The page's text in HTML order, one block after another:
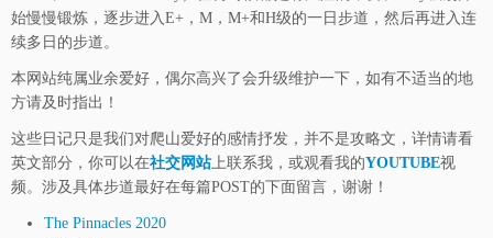
始慢慢锻炼，逐步进入E+，M，M+和H级的一日步道，然后再进入连
续多日的步道。
本网站纯属业余爱好，偶尔高兴了会升级维护一下，如有不适当的地
方请及时指出！
这些日记只是我们对爬山爱好的感情抒发，并不是攻略文，详情请看
英文部分，你可以在社交网站上联系我，或观看我的YOUTUBE视
频。涉及具体步道最好在每篇POST的下面留言，谢谢！
The Pinnacles 2020